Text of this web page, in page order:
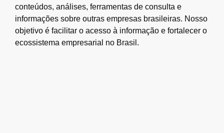
conteúdos, análises, ferramentas de consulta e
informações sobre outras empresas brasileiras. Nosso
objetivo é facilitar o acesso à informação e fortalecer o
ecossistema empresarial no Brasil.